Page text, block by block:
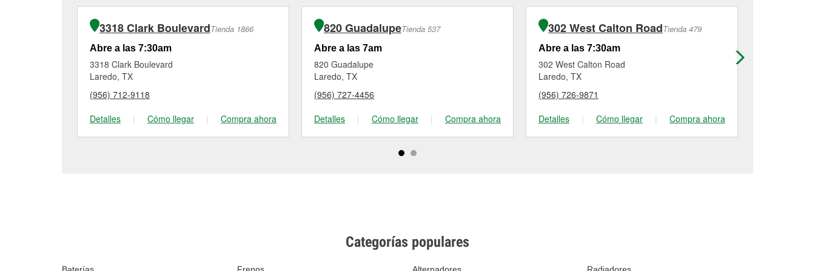
3318 Clark BoulevardTienda 1866
Abre a las 7:30am
3318 Clark Boulevard
Laredo, TX
(956) 712-9118
Detalles
| Cómo llegar | Compra ahora
820 GuadalupeTienda 537
Abre a las 7am
820 Guadalupe
Laredo, TX
(956) 727-4456
Detalles
| Cómo llegar | Compra ahora
302 West Calton RoadTienda 479
Abre a las 7:30am
302 West Calton Road
Laredo, TX
(956) 726-9871
Detalles
| Cómo llegar | Compra ahora
Categorías populares